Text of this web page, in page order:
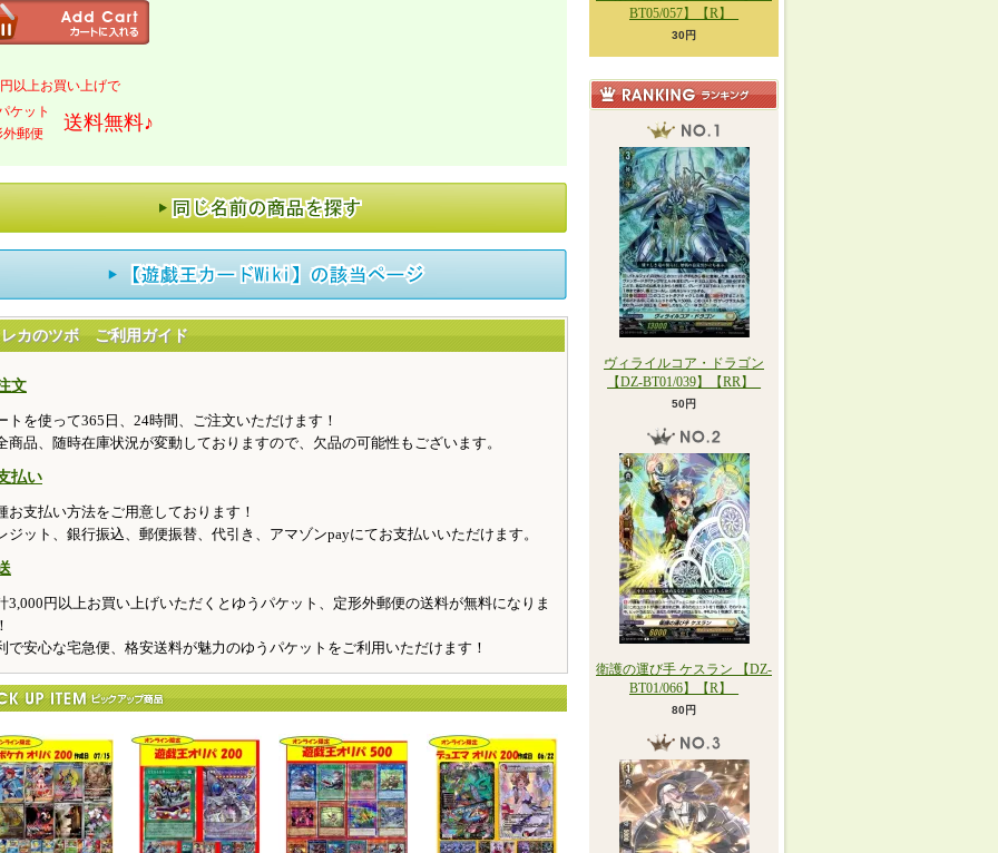
以上お買い上げで
ケット
外郵便
送料無料♪
カのツボ ご利用ガイド
文
トを使って365日、24時間、ご注文いただけます！
品、随時在庫状況が変動しておりますので、欠品の可能性もございます。
払い
お支払い方法をご用意しております！
ジット、銀行振込、郵便振替、代引き、アマゾンpayにてお支払いいただけます。
3,000円以上お買い上げいただくとゆうパケット、定形外郵便の送料が無料になりま
で安心な宅急便、格安送料が魅力のゆうパケットをご利用いただけます！
BT05/057】【R】_
30円
ヴィライルコア・ドラゴン
【DZ-BT01/039】【RR】_
50円
衛護の運び手 ケスラン 【DZ-
BT01/066】【R】_
80円